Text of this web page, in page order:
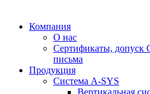
Компания
О нас
Сертификаты, допуск
письма
Продукция
Система A-SYS
Вертикальная